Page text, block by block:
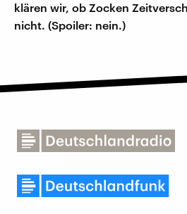
klären wir, ob Zocken
nicht. (Spoiler: nein.)